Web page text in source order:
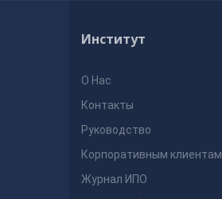
Институт
О Нас
Контакты
Руководство
Корпоративным клиентам
Журнал ИПО